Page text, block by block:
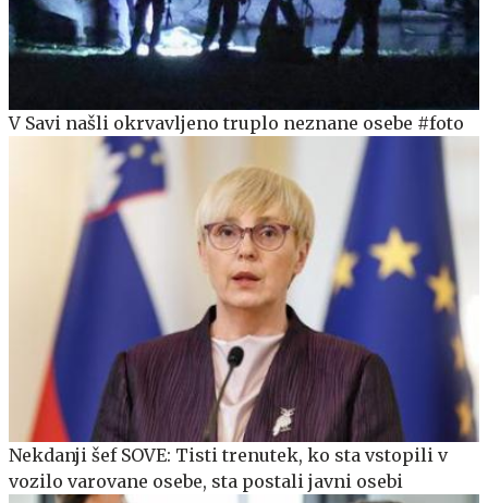
V Savi našli okrvavljeno truplo neznane osebe #foto
Nekdanji šef SOVE: Tisti trenutek, ko sta vstopili v
vozilo varovane osebe, sta postali javni osebi